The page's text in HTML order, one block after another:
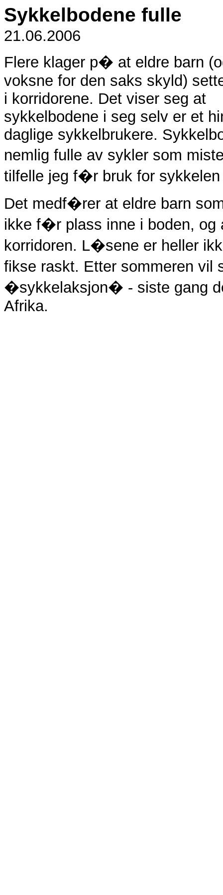
Sykkelbodene fulle
21.06.2006
Flere klager p� at eldre barn
voksne for den saks skyld)
i korridorene. Det viser seg at
sykkelbodene i seg selv er et
daglige sykkelbrukere.
nemlig fulle av sykler som
tilfelle jeg f�r bruk for
Det medf�rer at eldre barn
ikke f�r plass inne i boden, og
korridoren. L�sene er heller
fikse raskt. Etter sommeren
�sykkelaksjon� - siste gang
Afrika.